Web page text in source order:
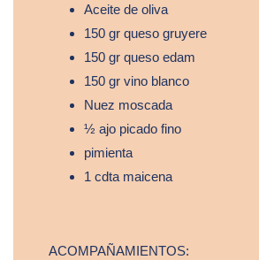
Aceite de oliva
150 gr queso gruyere
150 gr queso edam
150 gr vino blanco
Nuez moscada
½ ajo picado fino
pimienta
1 cdta maicena
ACOMPAÑAMIENTOS: